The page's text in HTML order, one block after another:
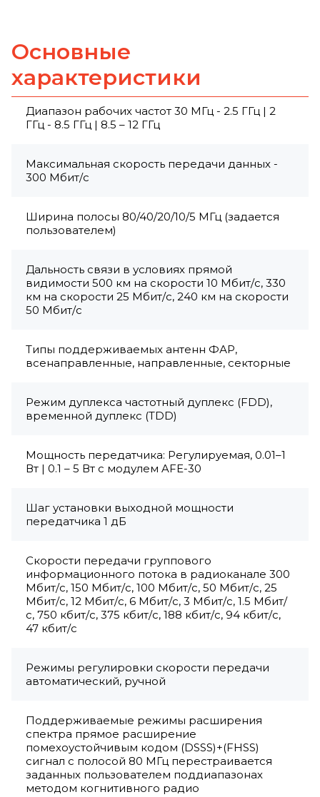
Основные
характеристики
Диапазон рабочих частот 30 МГц - 2.5 ГГц | 2
ГГц - 8.5 ГГц | 8.5 – 12 ГГц
Максимальная скорость передачи данных -
300 Мбит/с
Ширина полосы 80/40/20/10/5 МГц (задается
пользователем)
Дальность связи в условиях прямой
видимости 500 км на скорости 10 Мбит/с, 330
км на скорости 25 Мбит/с, 240 км на скорости
50 Мбит/с
Типы поддерживаемых антенн ФАР,
всенаправленные, направленные, секторные
Режим дуплекса частотный дуплекс (FDD),
временной дуплекс (TDD)
Мощность передатчика: Регулируемая, 0.01–1
Вт | 0.1 – 5 Вт с модулем AFE-30
Шаг установки выходной мощности
передатчика 1 дБ
Скорости передачи группового
информационного потока в радиоканале 300
Мбит/с, 150 Мбит/с, 100 Мбит/с, 50 Мбит/с, 25
Мбит/с, 12 Мбит/с, 6 Мбит/с, 3 Мбит/с, 1.5 Мбит/
с, 750 кбит/с, 375 кбит/с, 188 кбит/с, 94 кбит/с,
47 кбит/с
Режимы регулировки скорости передачи
автоматический, ручной
Поддерживаемые режимы расширения
спектра прямое расширение
помехоустойчивым кодом (DSSS)+(FHSS)
сигнал с полосой 80 МГц перестраивается
заданных пользователем поддиапазонах
методом когнитивного радио